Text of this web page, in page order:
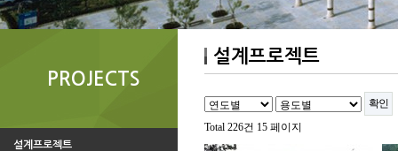
PROJECTS
설계프로젝트
설계프로젝트
Total 226건 15 페이지